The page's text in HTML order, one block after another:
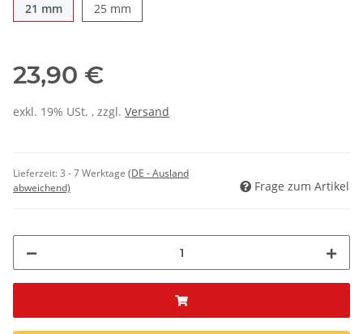
21 mm
25 mm
23,90 €
exkl. 19% USt. , zzgl. Versand
Lieferzeit:3 - 7 Werktage (DE - Ausland
abweichend)
Frage zum Artikel